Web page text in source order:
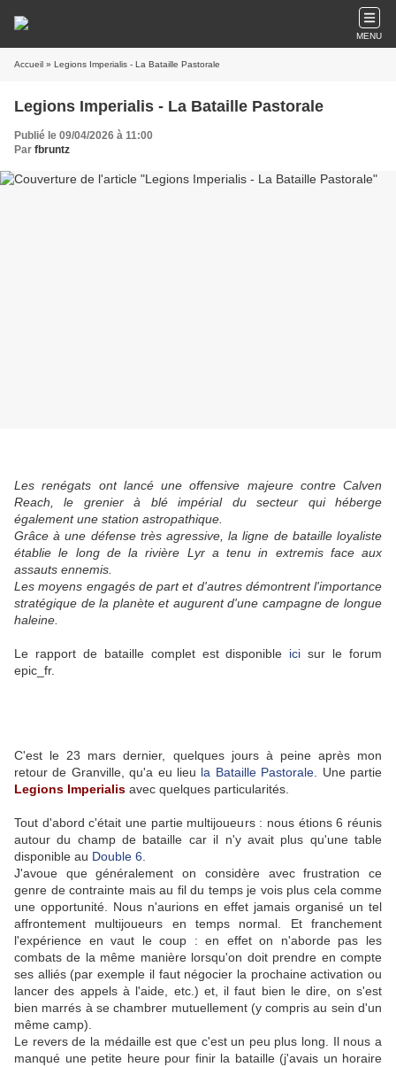
MENU
Accueil » Legions Imperialis - La Bataille Pastorale
Legions Imperialis - La Bataille Pastorale
Publié le 09/04/2026 à 11:00
Par fbruntz
Les renégats ont lancé une offensive majeure contre Calven
Reach, le grenier à blé impérial du secteur qui héberge
également une station astropathique.
Grâce à une défense très agressive, la ligne de bataille loyaliste
établie le long de la rivière Lyr a tenu in extremis face aux
assauts ennemis.
Les moyens engagés de part et d'autres démontrent l'importance
stratégique de la planète et augurent d'une campagne de longue
haleine.
Le rapport de bataille complet est disponible ici sur le forum
epic_fr.
C'est le 23 mars dernier, quelques jours à peine après mon
retour de Granville, qu'a eu lieu la Bataille Pastorale . Une partie
Legions Imperialis avec quelques particularités.
Tout d'abord c'était une partie multijoueurs : nous étions 6 réunis
autour du champ de bataille car il n'y avait plus qu'une table
disponible au Double 6
J'avoue que généralement on considère avec frustration ce
genre de contrainte mais au fil du temps je vois plus cela comme
une opportunité. Nous n'aurions en effet jamais organisé un tel
affrontement multijoueurs en temps normal. Et franchement
l'expérience en vaut le coup : en effet on n'aborde pas les
combats de la même manière lorsqu'on doit prendre en compte
ses alliés (par exemple il faut négocier la prochaine activation ou
lancer des appels à l'aide, etc.) et, il faut bien le dire, on s'est
bien marrés à se chambrer mutuellement (y compris au sein d'un
même camp).
Le revers de la médaille est que c'est un peu plus long. Il nous a
manqué une petite heure pour finir la bataille (j'avais un horaire